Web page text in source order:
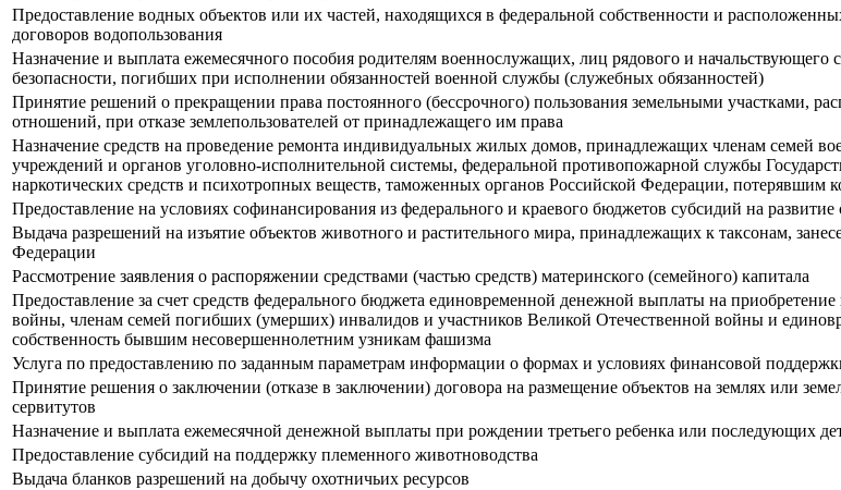
Предоставление водных объектов или их частей, находящихся в федеральной собственности и
договоров водопользования
Назначение и выплата ежемесячного пособия родителям военнослужащих, лиц рядового и
безопасности, погибших при исполнении обязанностей военной службы (служебных обязанностей)
Принятие решений о прекращении права постоянного (бессрочного) пользования земельными участками,
отношений, при отказе землепользователей от принадлежащего им права
Назначение средств на проведение ремонта индивидуальных жилых домов, принадлежащих членам семей
учреждений и органов уголовно-исполнительной системы, федеральной противопожарной службы
наркотических средств и психотропных веществ, таможенных органов Российской Федерации, потерявшим
Предоставление на условиях софинансирования из федерального и краевого бюджетов субсидий на развитие
Выдача разрешений на изъятие объектов животного и растительного мира, принадлежащих к таксонам,
Федерации
Рассмотрение заявления о распоряжении средствами (частью средств) материнского (семейного) капитала
Предоставление за счет средств федерального бюджета единовременной денежной выплаты на
войны, членам семей погибших (умерших) инвалидов и участников Великой Отечественной войны и
собственность бывшим несовершеннолетним узникам фашизма
Услуга по предоставлению по заданным параметрам информации о формах и условиях финансовой
Принятие решения о заключении (отказе в заключении) договора на размещение объектов на землях или
сервитутов
Назначение и выплата ежемесячной денежной выплаты при рождении третьего ребенка или последующих
Предоставление субсидий на поддержку племенного животноводства
Выдача бланков разрешений на добычу охотничьих ресурсов